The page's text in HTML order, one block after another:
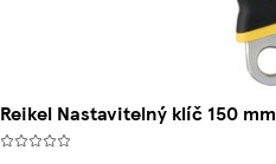
Reikel Nastavitelný klíč 150 mm